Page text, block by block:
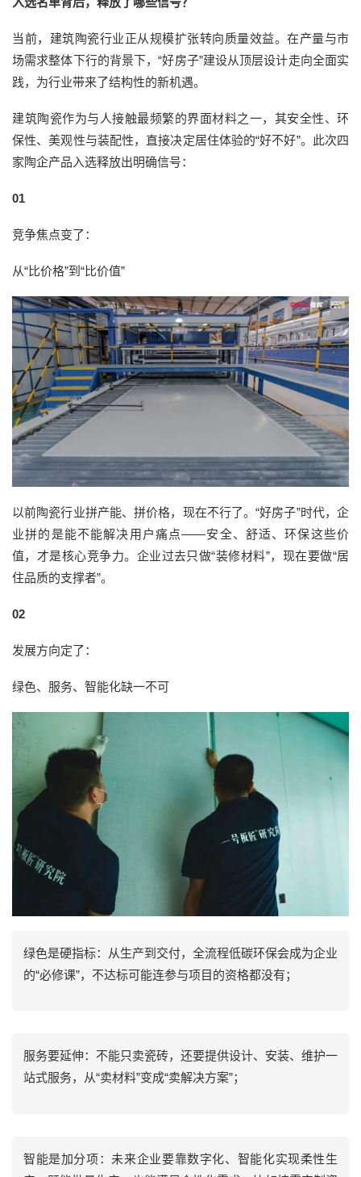
当前，建筑陶瓷行业正从规模扩张转向质量效益。在产量与市
场需求整体下行的背景下，“好房子”建设从顶层设计走向全面实
践，为行业带来了结构性的新机遇。
建筑陶瓷作为与人接触最频繁的界面材料之一，其安全性、环
保性、美观性与装配性，直接决定居住体验的“好不好”。此次四
家陶企产品入选释放出明确信号：
01
竞争焦点变了：
从“比价格”到“比价值”
以前陶瓷行业拼产能、拼价格，现在不行了。“好房子”时代，企
业拼的是能不能解决用户痛点——安全、舒适、环保这些价
值，才是核心竞争力。企业过去只做“装修材料”，现在要做“居
住品质的支撑者”。
02
发展方向定了：
绿色、服务、智能化缺一不可
绿色是硬指标：从生产到交付，全流程低碳环保会成为企业
的“必修课”，不达标可能连参与项目的资格都没有；
服务要延伸：不能只卖瓷砖，还要提供设计、安装、维护一
站式服务，从“卖材料”变成“卖解决方案”；
智能是加分项：未来企业要靠数字化、智能化实现柔性生